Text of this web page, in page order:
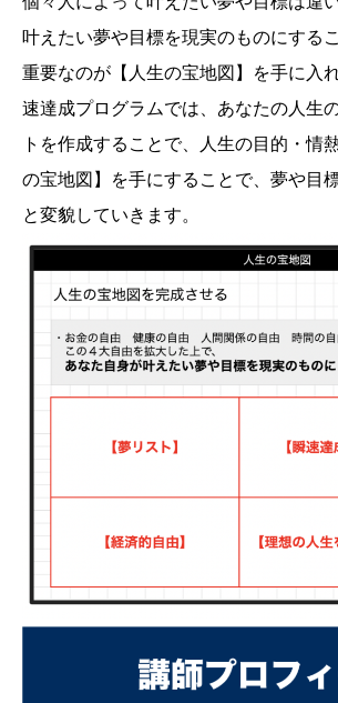
叶えたい夢や目標を現実のものにする
重要なのが【人生の宝地図】を手に入
速達成プログラムでは、あなたの人生
トを作成することで、人生の目的・情
の宝地図】を手にすることで、夢や目
と変貌していきます。